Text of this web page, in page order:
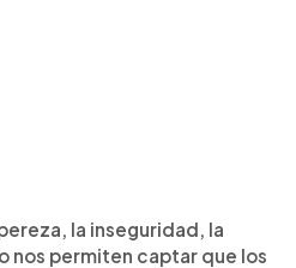
la inseguridad, la
nos permiten captar que los